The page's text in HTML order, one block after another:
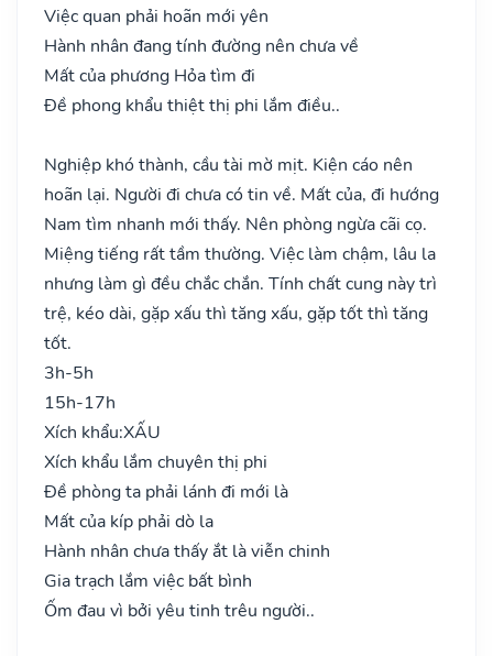
Việc quan phải hoãn mới yên
Hành nhân đang tính đường nên chưa về
Mất của phương Hỏa tìm đi
Đề phong khẩu thiệt thị phi lắm điều..
Nghiệp khó thành, cầu tài mờ mịt. Kiện cáo nên
hoãn lại. Người đi chưa có tin về. Mất của, đi hướng
Nam tìm nhanh mới thấy. Nên phòng ngừa cãi cọ.
Miệng tiếng rất tầm thường. Việc làm chậm, lâu la
nhưng làm gì đều chắc chắn. Tính chất cung này trì
trệ, kéo dài, gặp xấu thì tăng xấu, gặp tốt thì tăng
tốt.
3h-5h
15h-17h
Xích khẩu:XẤU
Xích khẩu lắm chuyên thị phi
Đề phòng ta phải lánh đi mới là
Mất của kíp phải dò la
Hành nhân chưa thấy ắt là viễn chinh
Gia trạch lắm việc bất bình
Ốm đau vì bởi yêu tinh trêu người..